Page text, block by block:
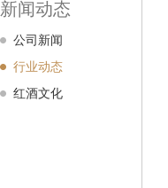
新闻动态
公司新闻
行业动态
红酒文化